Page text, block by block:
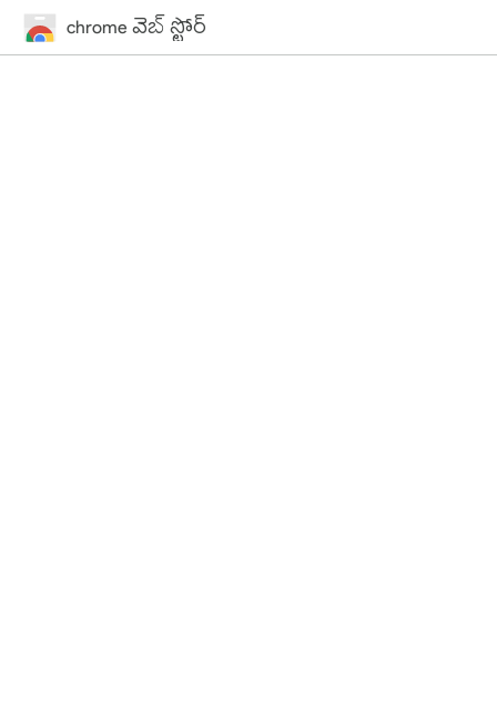
chrome వెబ్ స్టోర్